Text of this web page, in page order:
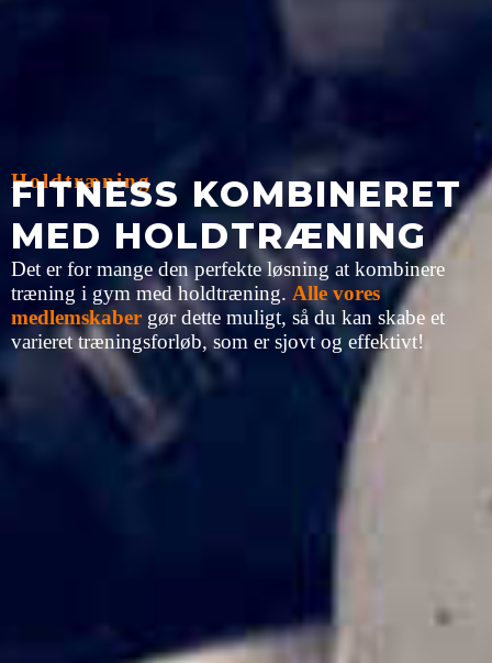
Holdtræning
FITNESS KOMBINERET
MED HOLDTRÆNING
Det er for mange den perfekte løsning at kombinere
træning i gym med holdtræning. Alle vores
medlemskaber gør dette muligt, så du kan skabe et
varieret træningsforløb, som er sjovt og effektivt!